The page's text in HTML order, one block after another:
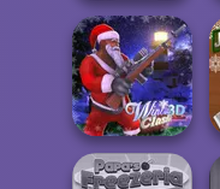
Snow Ride 3D